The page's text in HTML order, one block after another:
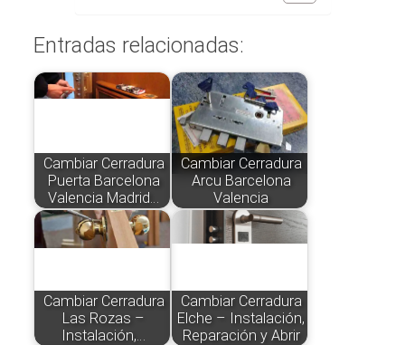
Entradas relacionadas:
Cambiar Cerradura
Puerta Barcelona
Valencia Madrid…
Cambiar Cerradura
Arcu Barcelona
Valencia
Cambiar Cerradura
Las Rozas –
Instalación,…
Cambiar Cerradura
Elche – Instalación,
Reparación y Abrir